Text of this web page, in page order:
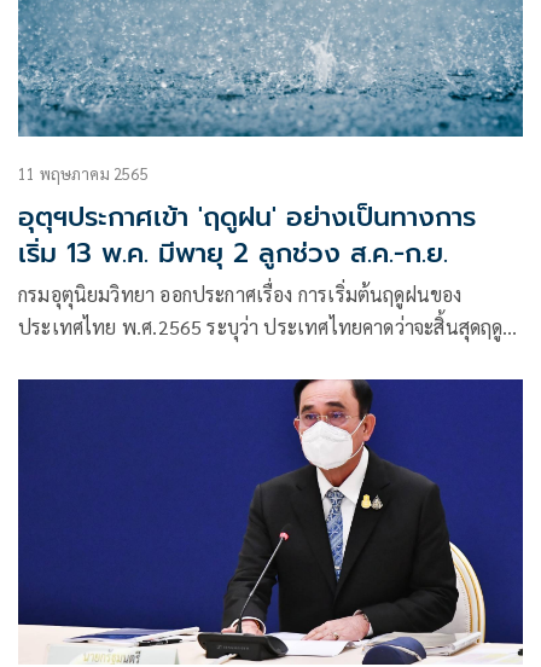
11 พฤษภาคม 2565
อุตุฯประกาศเข้า 'ฤดูฝน' อย่างเป็นทางการ
เริ่ม 13 พ.ค. มีพายุ 2 ลูกช่วง ส.ค.-ก.ย.
กรมอุตุนิยมวิทยา ออกประกาศเรื่อง การเริ่มต้นฤดูฝนของ
ประเทศไทย พ.ศ.2565 ระบุว่า ประเทศไทยคาดว่าจะสิ้นสุดฤดู